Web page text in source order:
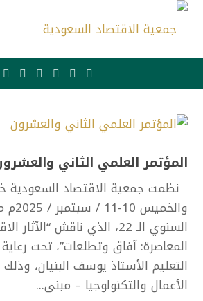
المؤتمر العلمي الثاني
نظمت جمعية الاقتصاد السعودية
السنوي الـ 22، الذي ناقش
المعاصرة: آفاق وتطلعات”، تحت
التعليم الأستاذ يوسف البنيان،
الأعمال والتكنولوجيا – مبنى...